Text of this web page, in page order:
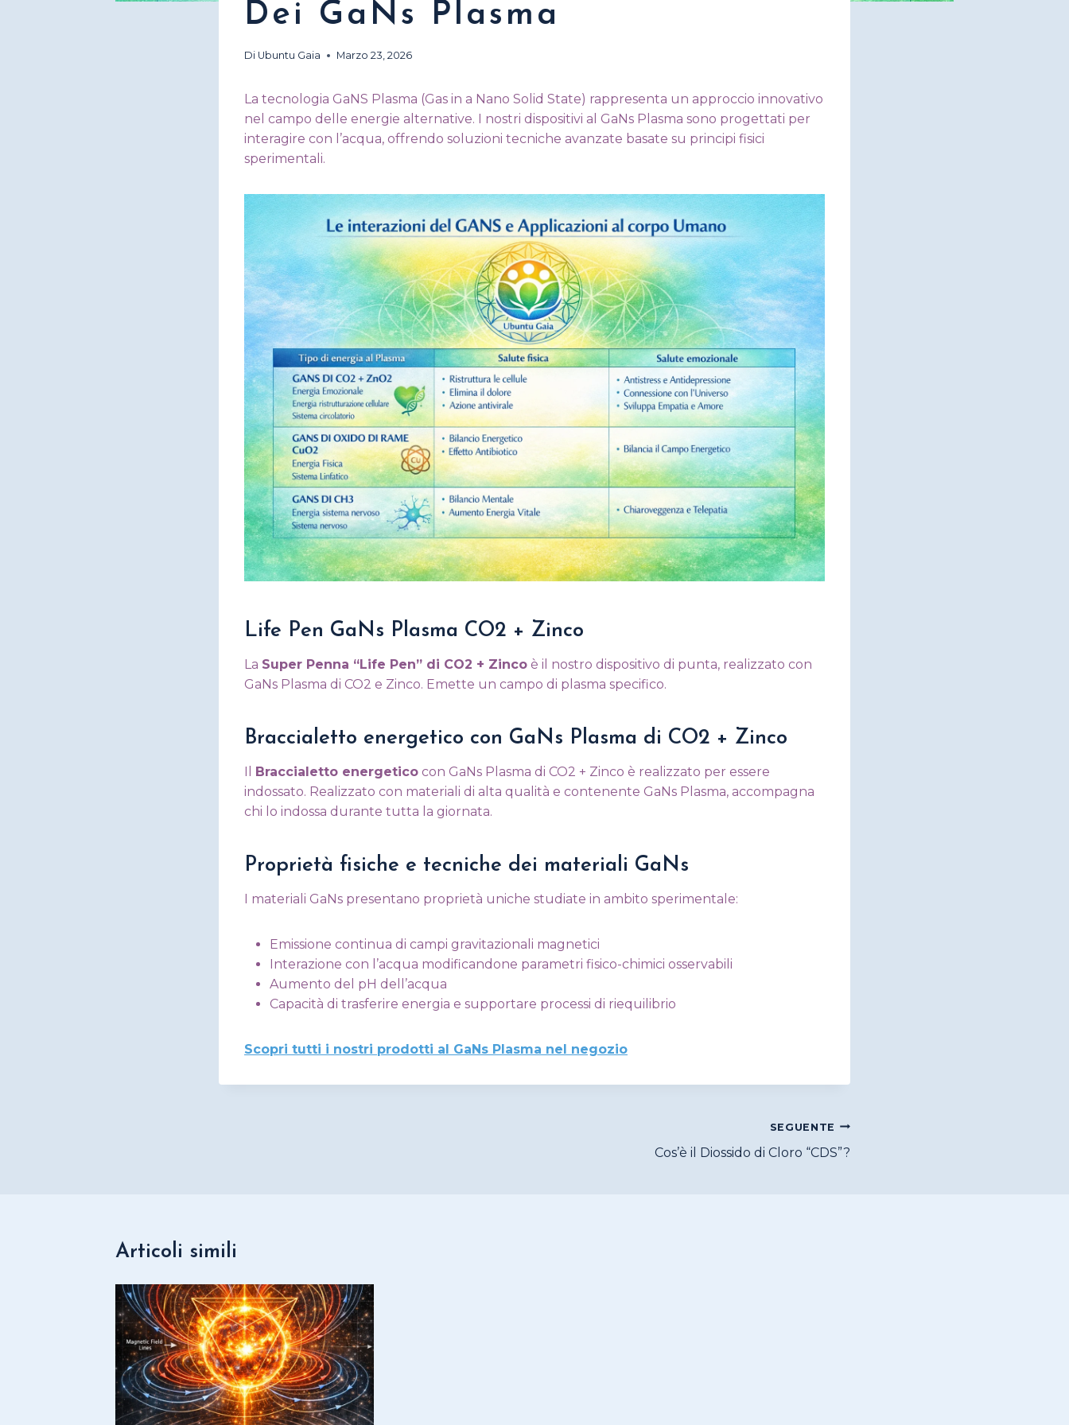
Dei GaNs Plasma
Di Ubuntu Gaia Marzo 23, 2026
La tecnologia GaNS Plasma (Gas in a Nano Solid State) rappresenta un approccio innovativo
nel campo delle energie alternative. I nostri dispositivi al GaNs Plasma sono progettati per
interagire con l’acqua, offrendo soluzioni tecniche avanzate basate su principi fisici
sperimentali.
Life Pen GaNs Plasma CO2 + Zinco
La Super Penna “Life Pen” di CO2 + Zinco è il nostro dispositivo di punta, realizzato con
GaNs Plasma di CO2 e Zinco. Emette un campo di plasma specifico.
Braccialetto energetico con GaNs Plasma di CO2 + Zinco
Il Braccialetto energetico con GaNs Plasma di CO2 + Zinco è realizzato per essere
indossato. Realizzato con materiali di alta qualità e contenente GaNs Plasma, accompagna
chi lo indossa durante tutta la giornata.
Proprietà fisiche e tecniche dei materiali GaNs
I materiali GaNs presentano proprietà uniche studiate in ambito sperimentale:
Emissione continua di campi gravitazionali magnetici
Interazione con l’acqua modificandone parametri fisico-chimici osservabili
Aumento del pH dell’acqua
Capacità di trasferire energia e supportare processi di riequilibrio
Scopri tutti i nostri prodotti al GaNs Plasma nel negozio
SEGUENTE
Cos’è il Diossido di Cloro “CDS”?
Articoli simili